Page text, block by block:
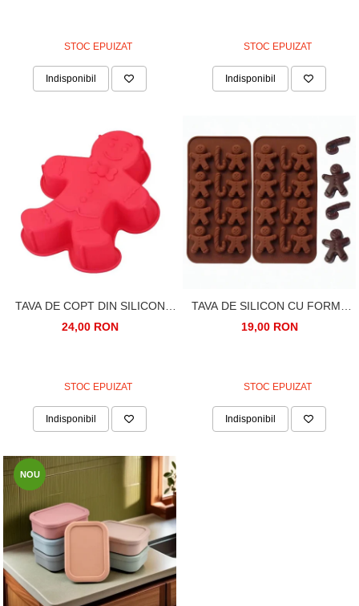
STOC EPUIZAT
Indisponibil
STOC EPUIZAT
Indisponibil
TAVA DE COPT DIN SILICON
FORMA OM DE TURTA DULCE,
24,00 RON
STOC EPUIZAT
Indisponibil
TAVA DE SILICON CU FORME
DE CRACIUN, PENTRU
19,00 RON
STOC EPUIZAT
Indisponibil
NOU